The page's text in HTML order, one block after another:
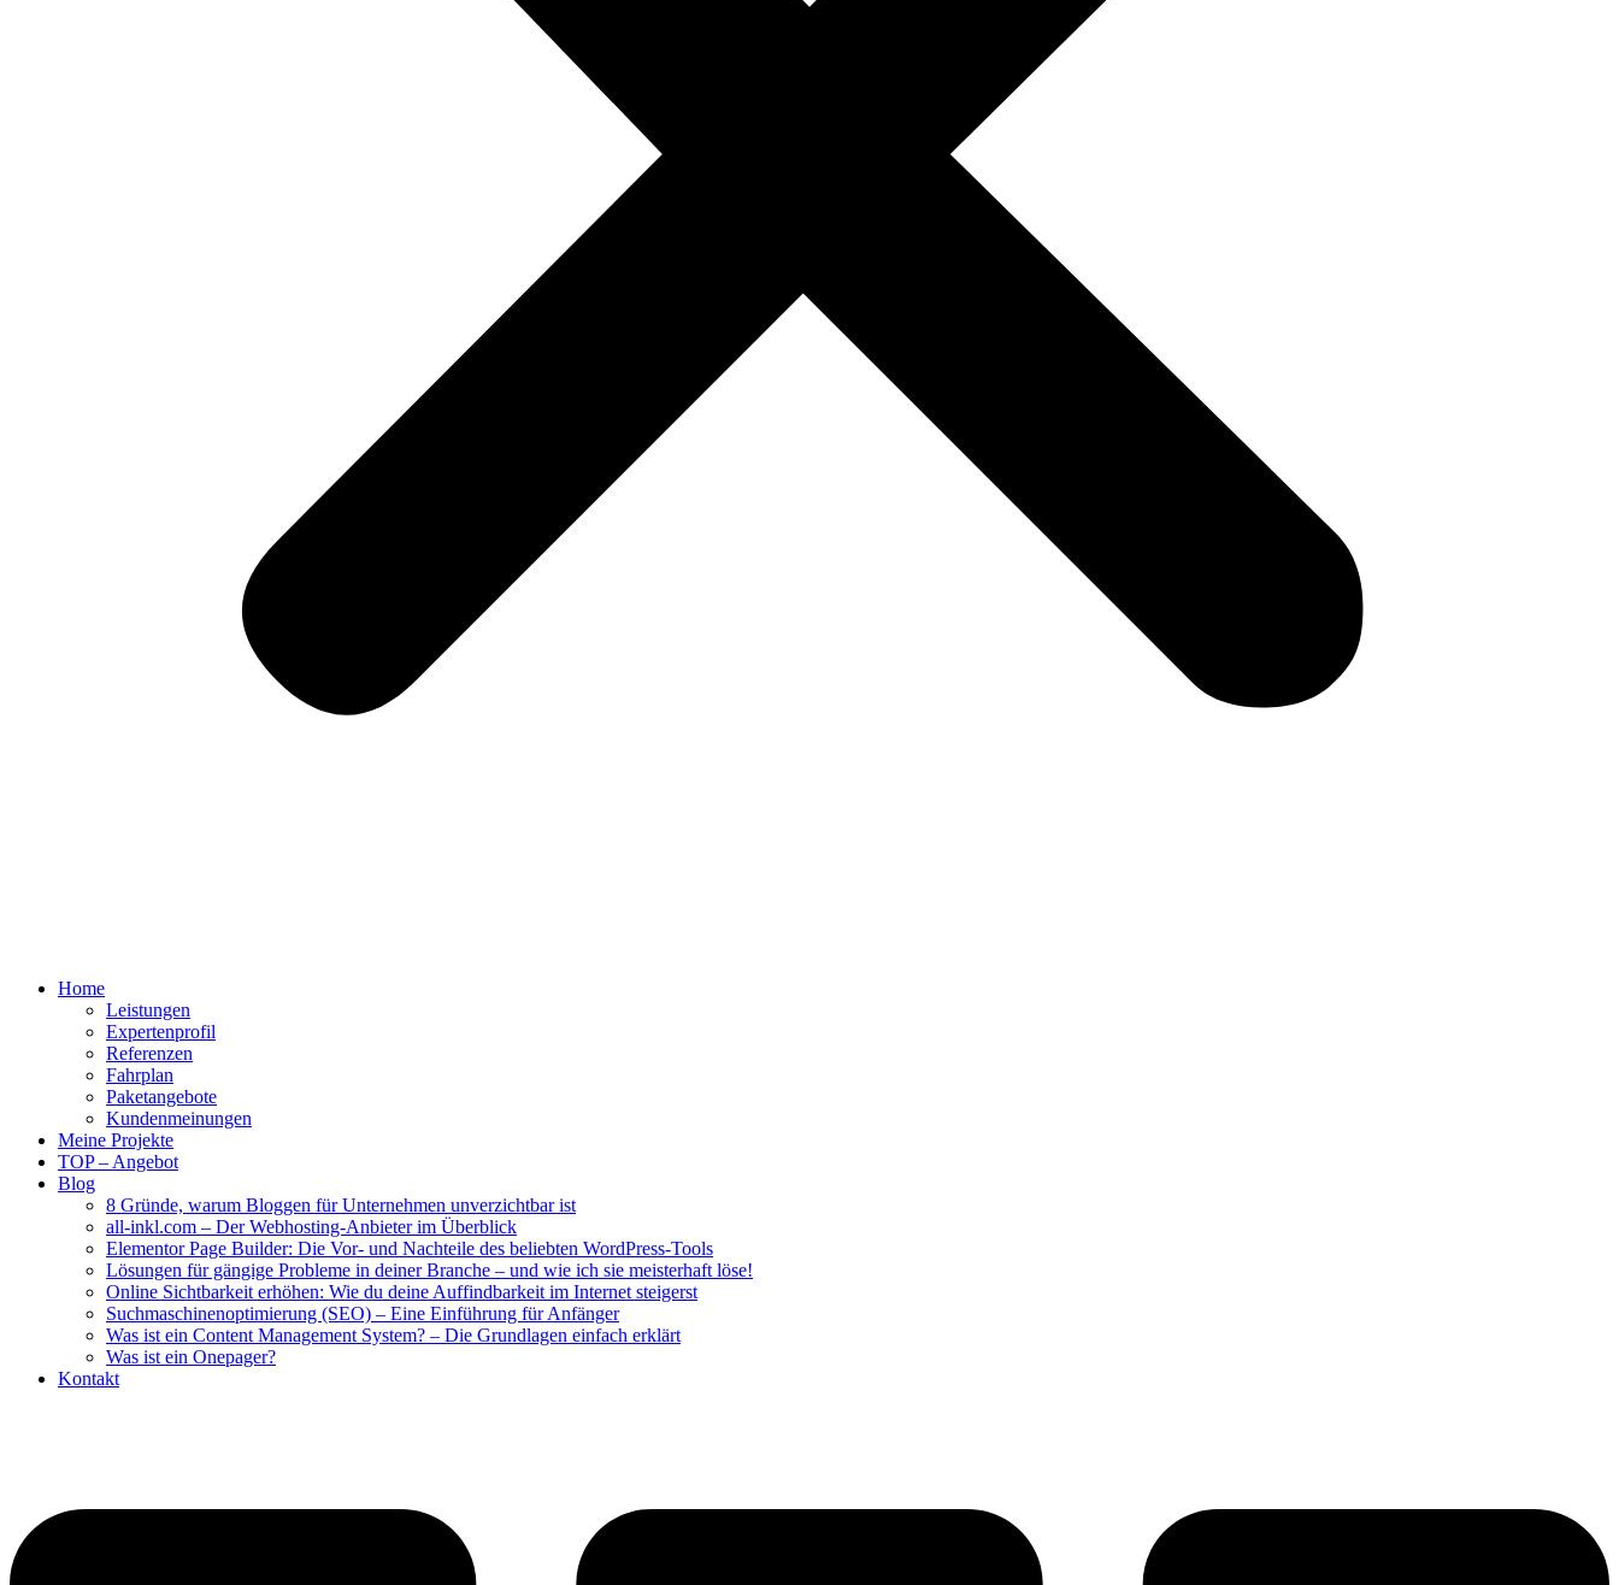
Home
Leistungen
Expertenprofil
Referenzen
Fahrplan
Paketangebote
Kundenmeinungen
Meine Projekte
TOP – Angebot
Blog
8 Gründe, warum Bloggen für Unternehmen unverzichtbar ist
all-inkl.com – Der Webhosting-Anbieter im Überblick
Elementor Page Builder: Die Vor- und Nachteile des beliebten WordPress-Tools
Lösungen für gängige Probleme in deiner Branche – und wie ich sie meisterhaft löse!
Online Sichtbarkeit erhöhen: Wie du deine Auffindbarkeit im Internet steigerst
Suchmaschinenoptimierung (SEO) – Eine Einführung für Anfänger
Was ist ein Content Management System? – Die Grundlagen einfach erklärt
Was ist ein Onepager?
Kontakt